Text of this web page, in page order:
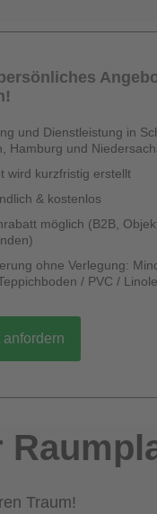
und Dienstleistung in
Hamburg und
wird kurzfristig erstellt
& kostenlos
möglich (B2B,
ohne Verlegung:
/ PVC /
Traum!